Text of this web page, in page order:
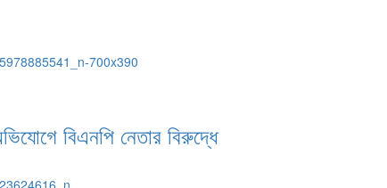
বিএনপি নেতার বিরুদ্ধে